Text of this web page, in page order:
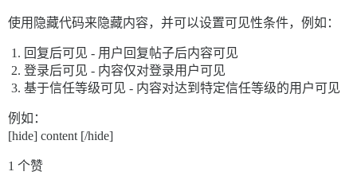
使用隐藏代码来隐藏内容，并可以设置可见性条件，例如：
回复后可见 - 用户回复帖子后内容可见
登录后可见 - 内容仅对登录用户可见
基于信任等级可见 - 内容对达到特定信任等级的用户可见
例如：
[hide] content [/hide]
1 个赞